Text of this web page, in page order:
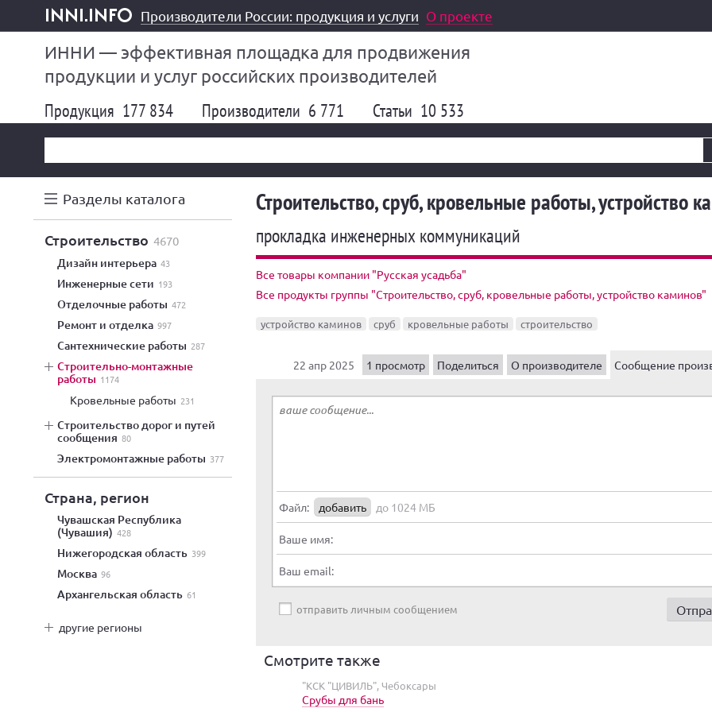
inni.info
Производители России: продукция и услуги О проекте
ИННИ — эффективная площадка для продвижения
продукции и услуг российских производителей
Продукция 177 834 Производители 6 771 Статьи 10 533
Разделы каталога
строительство 4670
дизайн интерьера 43
инженерные сети 193
отделочные работы 472
ремонт и отделка 997
сантехнические работы 287
строительно-монтажные
работы 1174
кровельные работы 231
строительство дорог и путей
сообщения 80
электромонтажные работы 377
Страна, регион
Чувашская Республика
(Чувашия) 428
Нижегородская область 399
Москва 96
Архангельская область 61
другие регионы
Строительство, сруб, кровельные работы, устройство
прокладка инженерных коммуникаций
Все товары компании "Русская усадьба"
Все продукты группы "Строительство, сруб, кровельные работы, устройство каминов"
устройство каминов сруб кровельные работы строительство
22 апр 2025 1 просмотр Поделиться О производителе Сообщение
Файл: добавить до 1024 МБ
Ваше имя:
Ваш email:
отправить личным сообщением
Смотрите также
"КСК "ЦИВИЛЬ", Чебоксары
Срубы для бань